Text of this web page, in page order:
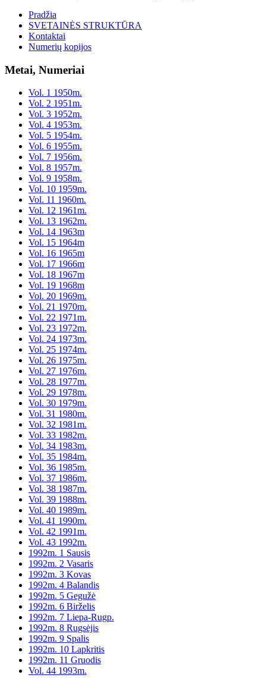
Pradžia
SVETAINĖS STRUKTŪRA
Kontaktai
Numerių kopijos
Metai, Numeriai
Vol. 1 1950m.
Vol. 2 1951m.
Vol. 3 1952m.
Vol. 4 1953m.
Vol. 5 1954m.
Vol. 6 1955m.
Vol. 7 1956m.
Vol. 8 1957m.
Vol. 9 1958m.
Vol. 10 1959m.
Vol. 11 1960m.
Vol. 12 1961m.
Vol. 13 1962m.
Vol. 14 1963m
Vol. 15 1964m
Vol. 16 1965m
Vol. 17 1966m
Vol. 18 1967m
Vol. 19 1968m
Vol. 20 1969m.
Vol. 21 1970m.
Vol. 22 1971m.
Vol. 23 1972m.
Vol. 24 1973m.
Vol. 25 1974m.
Vol. 26 1975m.
Vol. 27 1976m.
Vol. 28 1977m.
Vol. 29 1978m.
Vol. 30 1979m.
Vol. 31 1980m.
Vol. 32 1981m.
Vol. 33 1982m.
Vol. 34 1983m.
Vol. 35 1984m.
Vol. 36 1985m.
Vol. 37 1986m.
Vol. 38 1987m.
Vol. 39 1988m.
Vol. 40 1989m.
Vol. 41 1990m.
Vol. 42 1991m.
Vol. 43 1992m.
1992m. 1 Sausis
1992m. 2 Vasaris
1992m. 3 Kovas
1992m. 4 Balandis
1992m. 5 Gegužė
1992m. 6 Birželis
1992m. 7 Liepa-Rugp.
1992m. 8 Rugsėjis
1992m. 9 Spalis
1992m. 10 Lapkritis
1992m. 11 Gruodis
Vol. 44 1993m.